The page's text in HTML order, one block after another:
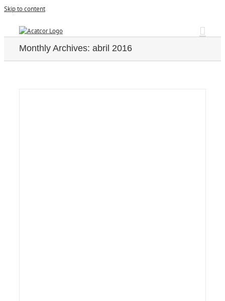
Skip to content
Monthly Archives: abril 2016